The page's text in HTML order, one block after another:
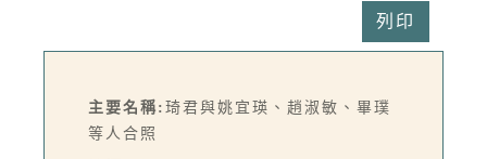
列印
主要名稱: 琦君與姚宜瑛、趙淑敏、畢璞
等人合照